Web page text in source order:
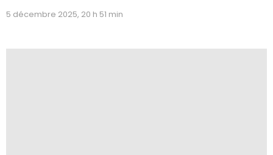
5 décembre 2025, 20 h 51 min